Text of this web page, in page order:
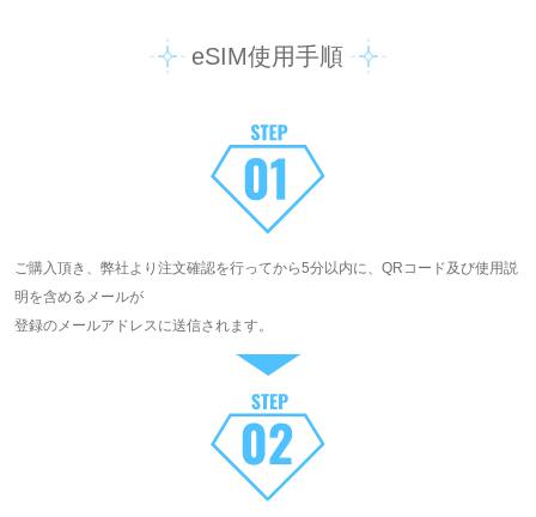
eSIM使用手順
ご購入頂き、弊社より注文確認を行ってから5分以内に、QRコード及び使用説
明を含めるメールが
登録のメールアドレスに送信されます。